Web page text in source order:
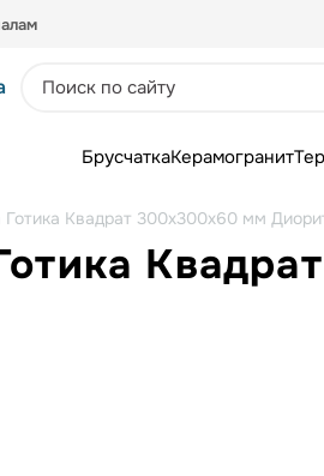
БрусчаткаКерамогранит
Готика Квадрат 300х300х60 мм